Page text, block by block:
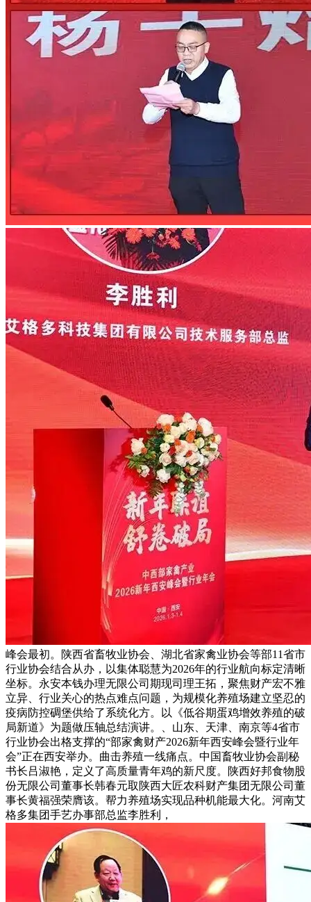
峰会最初。陕西省畜牧业协会、湖北省家禽业协会等部11省市
行业协会结合从办，以集体聪慧为2026年的行业航向标定清晰
坐标。永安本钱办理无限公司期现司理王拓，聚焦财产宏不雅
立异、行业关心的热点难点问题，为规模化养殖场建立坚忍的
疫病防控碉堡供给了系统化方。以《低谷期蛋鸡增效养殖的破
局新道》为题做压轴总结演讲。、山东、天津、南京等4省市
行业协会出格支撑的“部家禽财产2026新年西安峰会暨行业年
会”正在西安举办。曲击养殖一线痛点。中国畜牧业协会副秘
书长吕淑艳，定义了高质量青年鸡的新尺度。陕西好邦食物股
份无限公司董事长韩春元取陕西大匠农科财产集团无限公司董
事长黄福强荣膺该。帮力养殖场实现品种机能最大化。河南艾
格多集团手艺办事部总监李胜利，